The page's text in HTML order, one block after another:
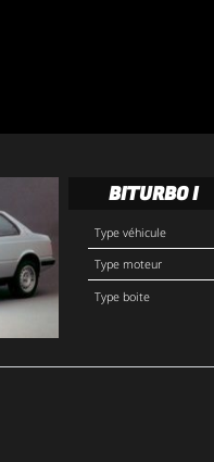
BITURBO I
Type véhicule
Type moteur
Type boite